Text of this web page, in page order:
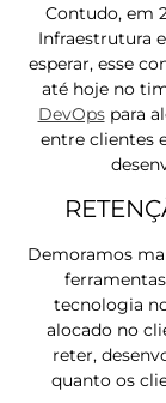
Contudo, em
Infraestrutura
esperar, esse
até hoje no
DevOpspara
entre clientes
Demoramos
tecnologia
alocado no
reter,
quanto os